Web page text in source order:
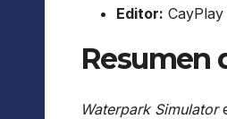
Editor: CayPlay
Resumen
Waterpark Simulator